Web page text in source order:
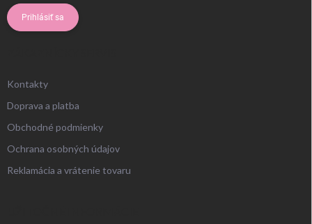
Prihlásiť sa
Kontakty
Doprava a platba
Obchodné podmienky
Ochrana osobných údajov
Reklamácia a vrátenie tovaru